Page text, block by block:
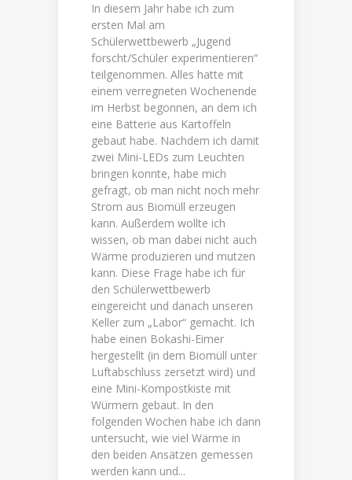
In diesem Jahr habe ich zum
ersten Mal am
Schülerwettbewerb „Jugend
forscht/Schüler experimentieren“
teilgenommen. Alles hatte mit
einem verregneten Wochenende
im Herbst begonnen, an dem ich
eine Batterie aus Kartoffeln
gebaut habe. Nachdem ich damit
zwei Mini-LEDs zum Leuchten
bringen konnte, habe mich
gefragt, ob man nicht noch mehr
Strom aus Biomüll erzeugen
kann. Außerdem wollte ich
wissen, ob man dabei nicht auch
Wärme produzieren und mutzen
kann. Diese Frage habe ich für
den Schülerwettbewerb
eingereicht und danach unseren
Keller zum „Labor“ gemacht. Ich
habe einen Bokashi-Eimer
hergestellt (in dem Biomüll unter
Luftabschluss zersetzt wird) und
eine Mini-Kompostkiste mit
Würmern gebaut. In den
folgenden Wochen habe ich dann
untersucht, wie viel Wärme in
den beiden Ansätzen gemessen
werden kann und...